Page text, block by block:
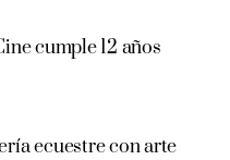
cumple 12 años
ecuestre con arte